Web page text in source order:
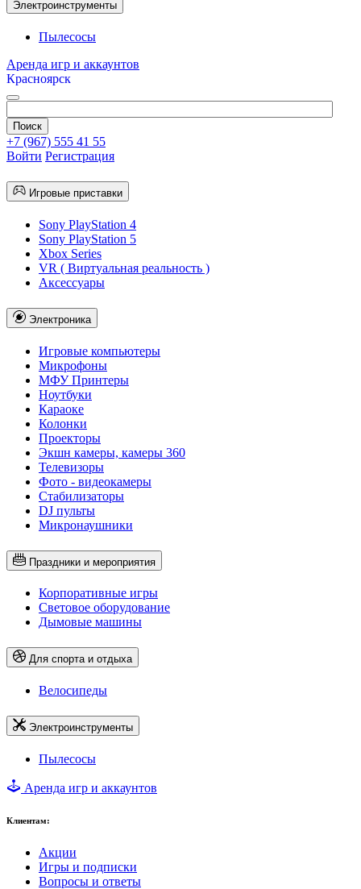
Электроинструменты
Пылесосы
Аренда игр и аккаунтов
Красноярск
+7 (967) 555 41 55
Войти Регистрация
Игровые приставки
Sony PlayStation 4
Sony PlayStation 5
Xbox Series
VR ( Виртуальная реальность )
Аксессуары
Электроника
Игровые компьютеры
Микрофоны
МФУ Принтеры
Ноутбуки
Караоке
Колонки
Проекторы
Экшн камеры, камеры 360
Телевизоры
Фото - видеокамеры
Стабилизаторы
DJ пульты
Микронаушники
Праздники и мероприятия
Корпоративные игры
Световое оборудование
Дымовые машины
Для спорта и отдыха
Велосипеды
Электроинструменты
Пылесосы
Аренда игр и аккаунтов
Клиентам:
Акции
Игры и подписки
Вопросы и ответы